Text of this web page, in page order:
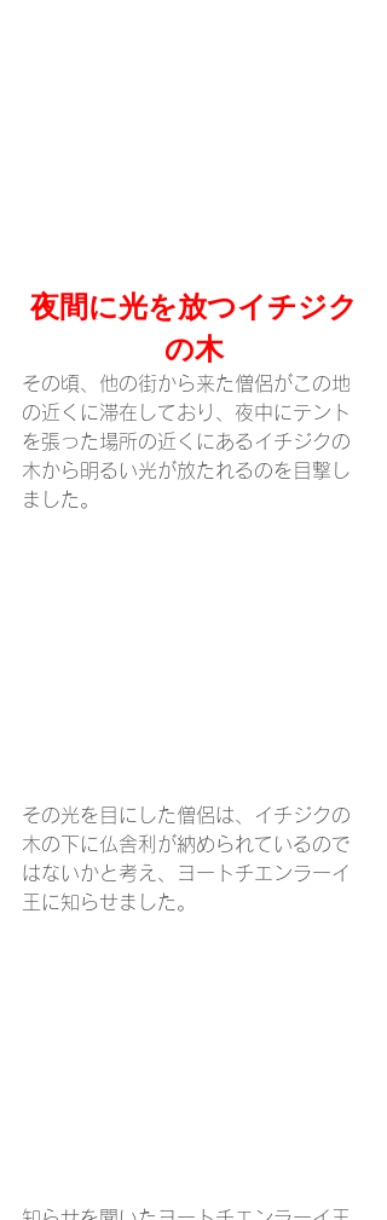
夜間に光を放つイチジク
の木
その頃、他の街から来た僧侶がこの地
の近くに滞在しており、夜中にテント
を張った場所の近くにあるイチジクの
木から明るい光が放たれるのを目撃し
ました。
その光を目にした僧侶は、イチジクの
木の下に仏舎利が納められているので
はないかと考え、ヨートチエンラーイ
王に知らせました。